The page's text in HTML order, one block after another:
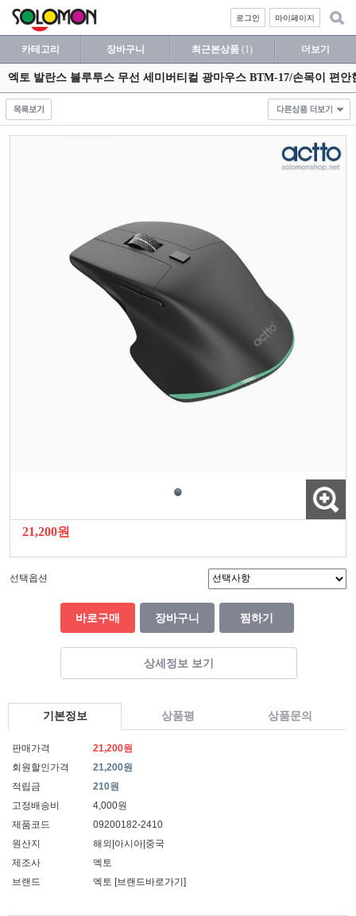
마이페이지
로그인
카테고리 장바구니 최근본상품 (1) 더보기
엑토 발란스 블루투스 무선 세미버티컬 광마우스 BTM-17/손목이 편안
21,200원
선택옵션
바로구매 장바구니 찜하기
상세정보 보기
기본정보 상품평 상품문의
판매가격
21,200원
회원할인가격
21,200원
적립금
210원
고정배송비
4,000원
제품코드
09200182-2410
원산지
해외|아시아|중국
제조사
엑토
브랜드
엑토 [브랜드바로가기]